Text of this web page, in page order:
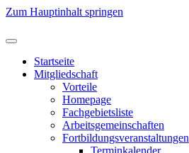
Zum Hauptinhalt springen
Startseite
Mitgliedschaft
Vorteile
Homepage
Fachgebietsliste
Arbeitsgemeinschaften
Fortbildungsveranstaltungen
Terminkalender